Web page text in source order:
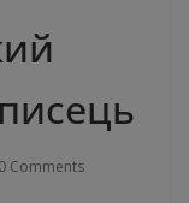
0 Comments